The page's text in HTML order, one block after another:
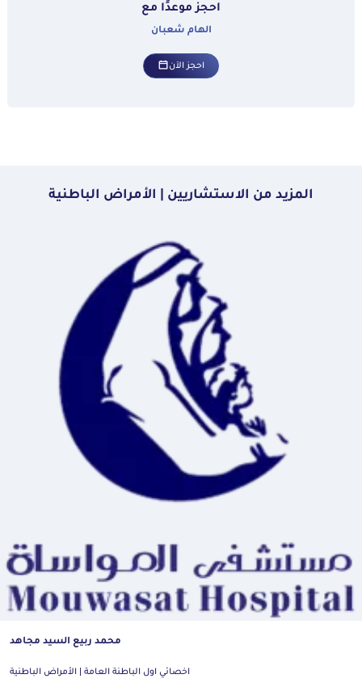
احجز موعدًا مع
الهام شعبان
احجز الآن
المزيد من الاستشاريين | الأمراض الباطنية
محمد ربيع السيد مجاهد
اخصائي اول الباطنة العامة | الأمراض الباطنية